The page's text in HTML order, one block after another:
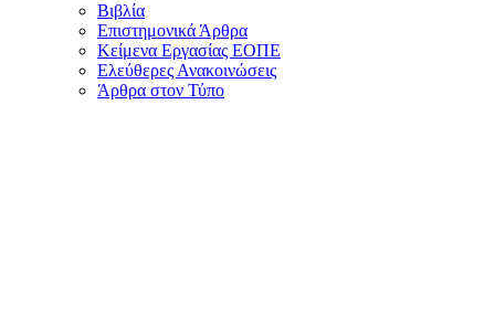
Βιβλία
Επιστημονικά Άρθρα
Κείμενα Εργασίας ΕΟΠΕ
Ελεύθερες Ανακοινώσεις
Άρθρα στον Τύπο